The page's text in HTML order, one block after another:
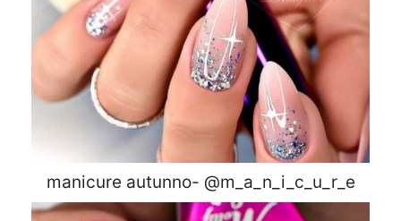
manicure autunno- @m_a_n_i_c_u_r_e